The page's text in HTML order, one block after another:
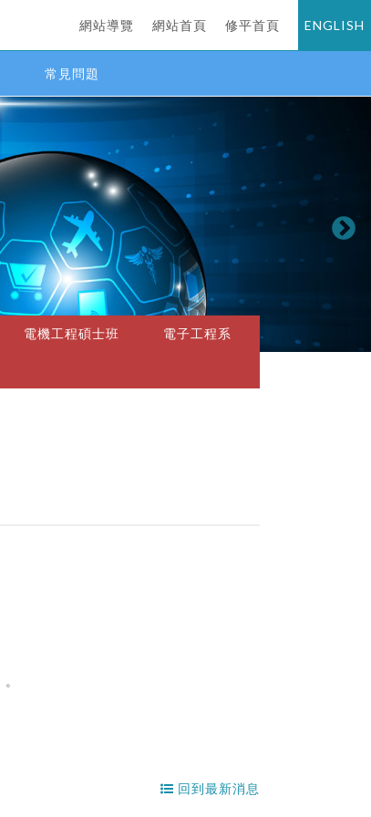
網站導覽 網站首頁 修平首頁 ENGLISH
常見問題
電機工程碩士班 電子工程系
回到最新消息